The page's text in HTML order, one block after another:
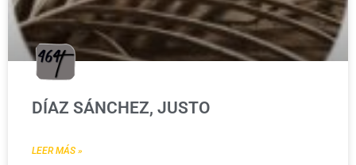
DÍAZ SÁNCHEZ, JUSTO
LEER MÁS »